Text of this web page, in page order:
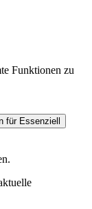
Funktionen zu
für Essenziell